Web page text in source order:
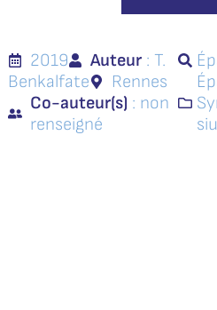
2019 Auteur: T.
Benkalfate
Rennes
Co-auteur(s) : non
renseigné